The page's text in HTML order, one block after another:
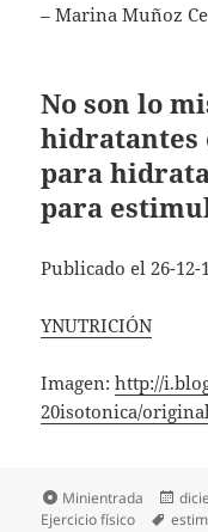
– Marina Muñoz
No son lo
hidratantes
para
para
Publicado el 26-12-
YNUTRICIÓN
Imagen:http://
20isotonica/
Formato
Minientrada
el
Ejercicio físico